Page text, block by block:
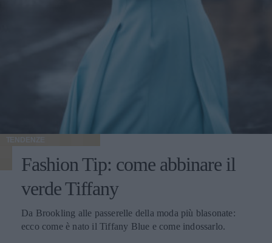
TENDENZE
Fashion Tip: come abbinare il
verde Tiffany
Da Brookling alle passerelle della moda più blasonate:
ecco come è nato il Tiffany Blue e come indossarlo.